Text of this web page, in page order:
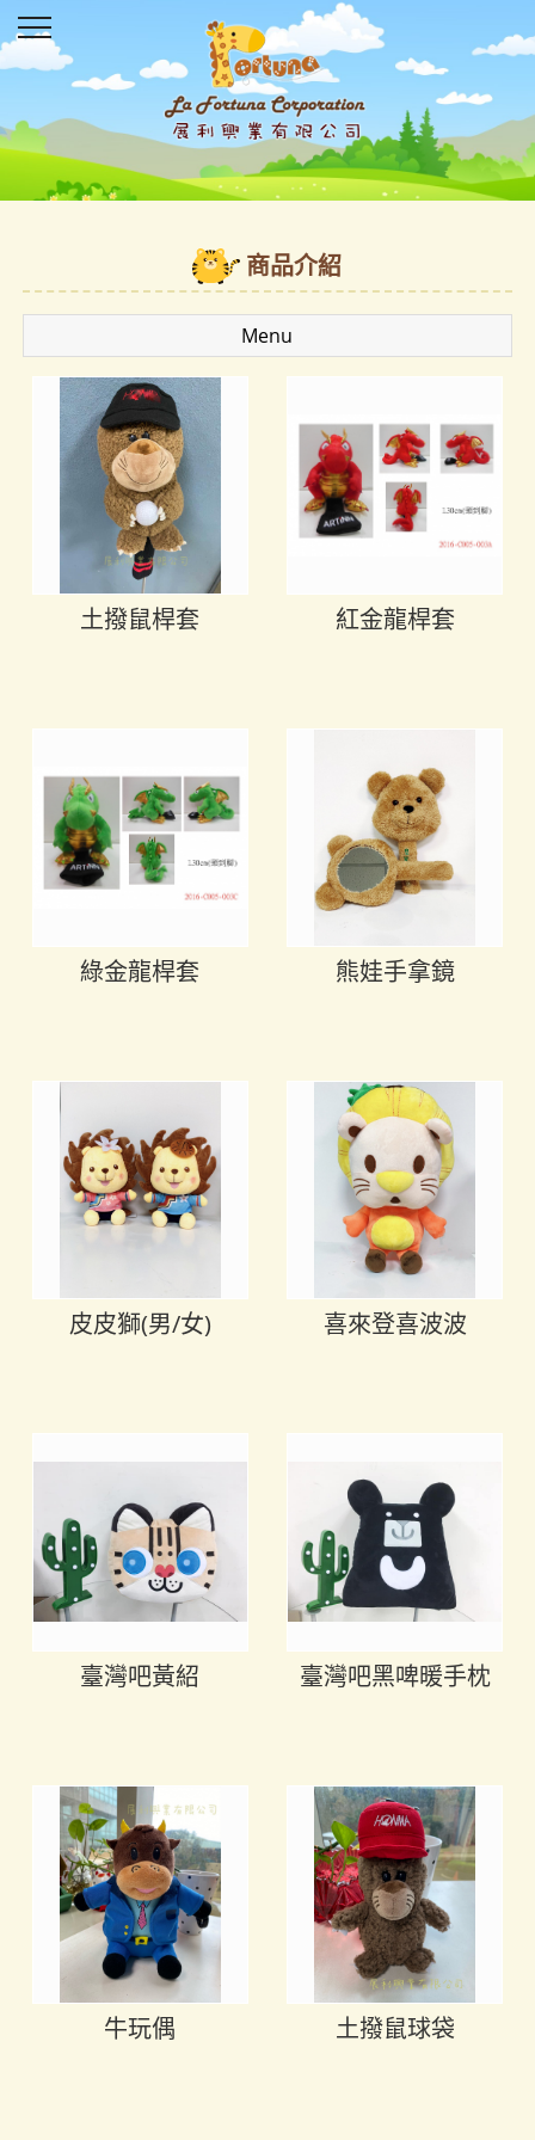
商品介紹
Menu
土撥鼠桿套 紅金龍桿套
綠金龍桿套 熊娃手拿鏡
皮皮獅(男/女) 喜來登喜波波
臺灣吧黃紹 臺灣吧黑啤暖手枕
牛玩偶 土撥鼠球袋